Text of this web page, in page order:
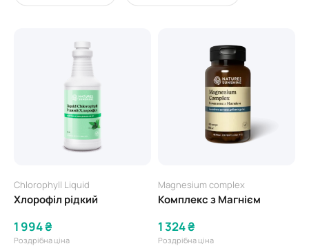
Chlorophyll Liquid
Хлорофіл рідкий
1 994 ₴
Роздрібна ціна
Magnesium complex
Комплекс з Магнієм
1 324 ₴
Роздрібна ціна